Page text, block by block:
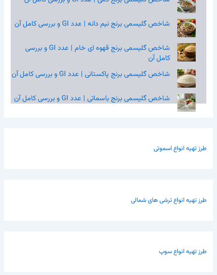
شاخص گلیسمی برنج نیم‌ دانه | عدد GI و بررسی کامل آن
شاخص گلیسمی برنج قهوه‌ ای خام | عدد GI و بررسی
کامل آن
شاخص گلیسمی برنج پاکستانی | عدد GI و بررسی کامل آن
شاخص گلیسمی برنج باسماتی | عدد GI و بررسی کامل آن
طرز تهیه انواع اسموتی
طرز تهیه انواع ترشی های شمالی
طرز تهیه انواع سوپ